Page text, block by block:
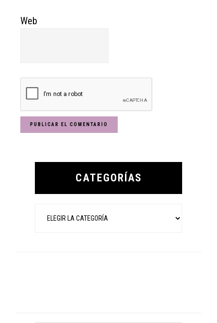
Web
Primary
CATEGORÍAS